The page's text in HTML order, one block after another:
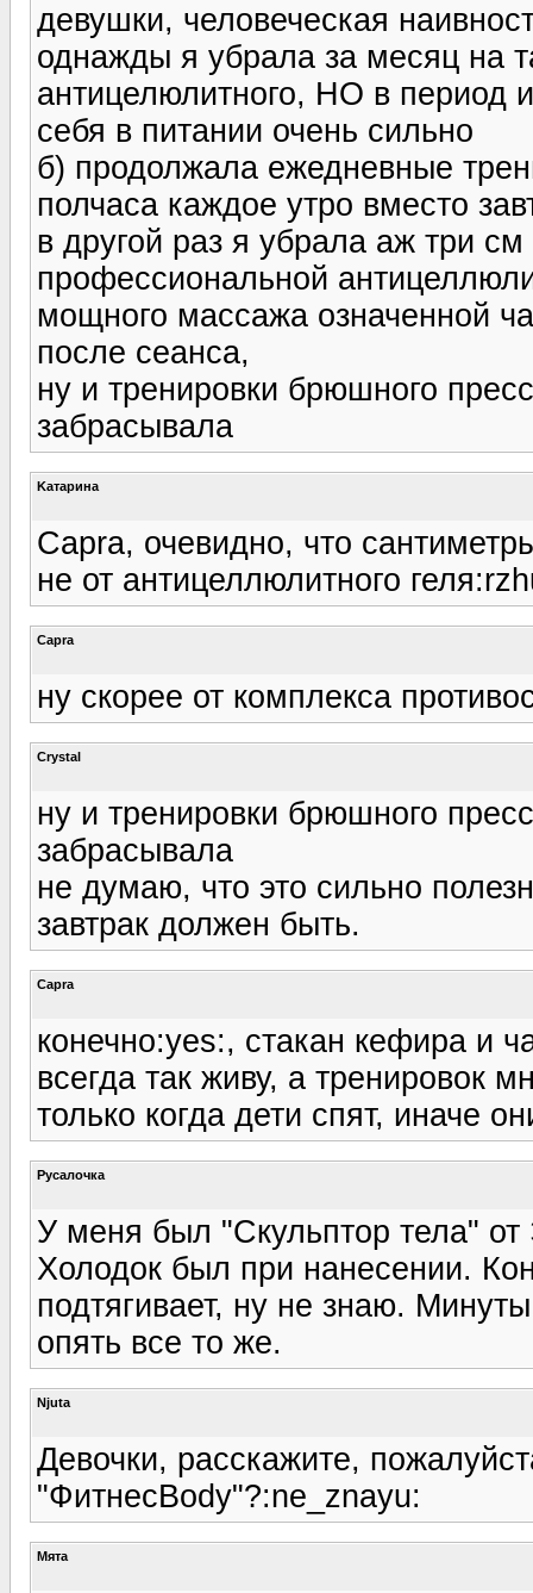
девушки, человеческая
однажды я убрала за месяц на
антицелюлитного, НО в период
себя в питании очень сильно
б) продолжала ежедневные
полчаса каждое утро вместо
в другой раз я убрала аж три
профессиональной
мощного массажа означенной
после сеанса,
ну и тренировки брюшного
забрасывала
Kатарина
Capra, очевидно, что
не от антицеллюлитного
Capra
ну скорее от комплекса
Crystal
ну и тренировки брюшного
забрасывала
не думаю, что это сильно
завтрак должен быть.
Capra
конечно:yes:, стакан кефира и
всегда так живу, а тренировок
только когда дети спят, иначе
Русалочка
У меня был "Скульптор тела"
Холодок был при нанесении.
подтягивает, ну не знаю.
опять все то же.
Njuta
Девочки, расскажите,
"ФитнесBody"?:ne_znayu:
Мята